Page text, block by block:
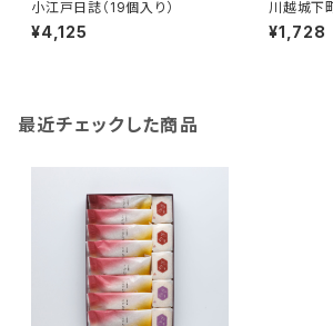
小江戸日誌（19個入り）
¥4,125
川越城下
¥1,728
最近チェックした商品